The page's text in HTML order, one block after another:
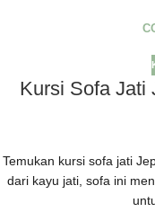
Kursi Sofa Jati
Temukan kursi sofa jati
dari kayu jati, sofa ini